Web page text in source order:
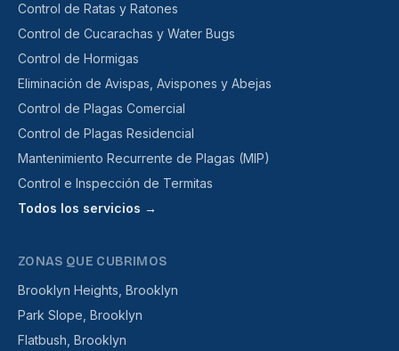
Control de Ratas y Ratones
Control de Cucarachas y Water Bugs
Control de Hormigas
Eliminación de Avispas, Avispones y Abejas
Control de Plagas Comercial
Control de Plagas Residencial
Mantenimiento Recurrente de Plagas (MIP)
Control e Inspección de Termitas
Todos los servicios →
ZONAS QUE CUBRIMOS
Brooklyn Heights, Brooklyn
Park Slope, Brooklyn
Flatbush, Brooklyn